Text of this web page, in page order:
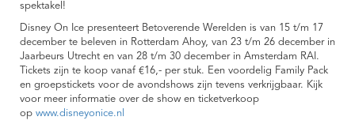
spektakel!
Disney On Ice presenteert Betoverende Werelden is van 15 t/m 17
december te beleven in Rotterdam Ahoy, van 23 t/m 26 december in
Jaarbeurs Utrecht en van 28 t/m 30 december in Amsterdam RAI.
Tickets zijn te koop vanaf €16,- per stuk. Een voordelig Family Pack
en groepstickets voor de avondshows zijn tevens verkrijgbaar. Kijk
voor meer informatie over de show en ticketverkoop
op www.disneyonice.nl